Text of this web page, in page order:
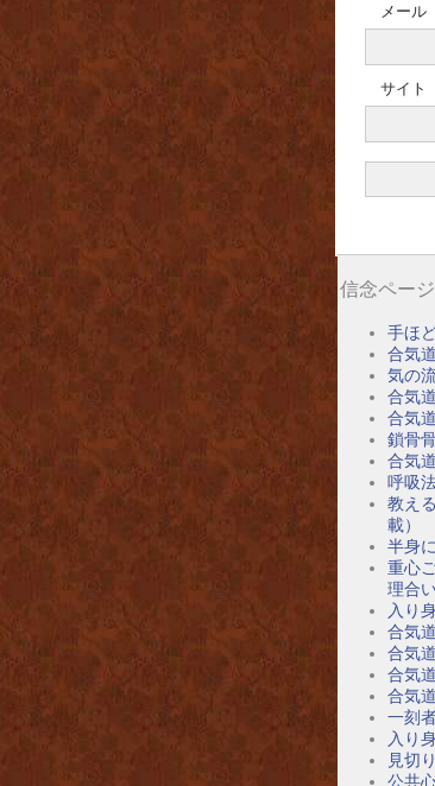
メール
サイト
信念ペー
手ほ
合気
気の
合気
合気
鎖骨
合気
呼吸
教え
載）
半身
重心
理合
入り
合気
合気
合気
合気
一刻
入り
見切
公共